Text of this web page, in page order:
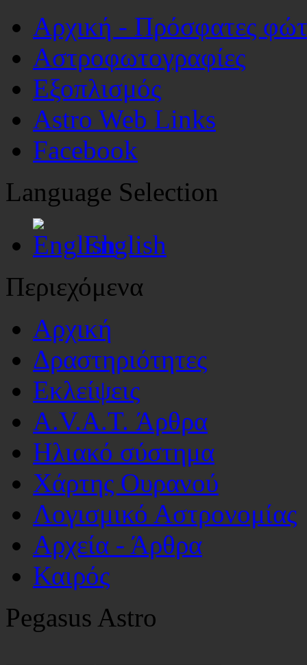
Αρχική - Πρόσφατες
Αστροφωτογραφίες
Εξοπλισμός
Astro Web Links
Facebook
Language Selection
English
Περιεχόμενα
Αρχική
Δραστηριότητες
Εκλείψεις
A.V.A.T. Άρθρα
Ηλιακό σύστημα
Χάρτης Ουρανού
Λογισμικό Αστρoνομίας
Αρχεία - Άρθρα
Καιρός
Pegasus Astro